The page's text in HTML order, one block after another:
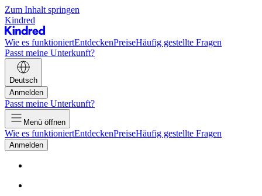
Zum Inhalt springen
Kindred
Wie es funktioniertEntdeckenPreiseHäufig gestellte Fragen
Passt meine Unterkunft?
Deutsch
Anmelden
Passt meine Unterkunft?
Menü öffnen
Wie es funktioniertEntdeckenPreiseHäufig gestellte Fragen
Anmelden